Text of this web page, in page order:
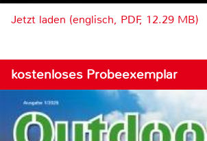
Jetzt laden (englisch, PDF, 12.29 MB)
kostenloses Probeexemplar